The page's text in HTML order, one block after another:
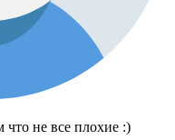
не все плохие :)